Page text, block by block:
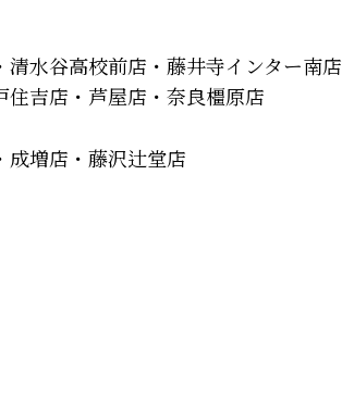
水谷高校前店・藤井寺インター南店
住吉店・芦屋店・奈良橿原店
成増店・藤沢辻堂店